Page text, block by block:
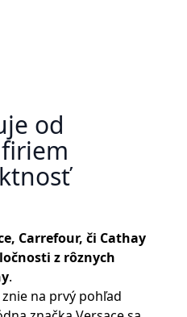
od
Carrefour, či Cathay
z rôznych
.
na prvý pohľad